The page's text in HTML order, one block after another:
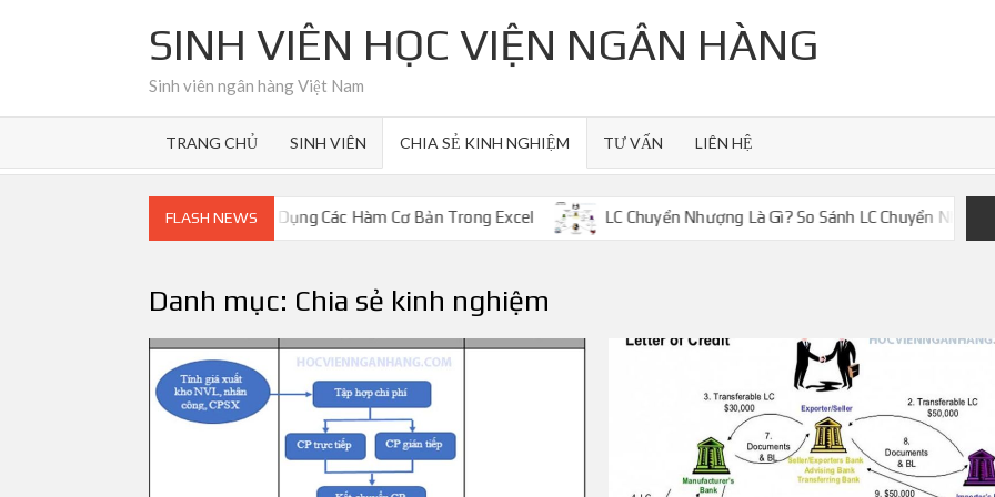
SINH VIÊN HỌC VIỆN NGÂN HÀNG
Sinh viên ngân hàng Việt Nam
TRANG CHỦ SINH VIÊN CHIA SẺ KINH NGHIỆM TƯ VẤN LIÊN HỆ
FLASH NEWS
Cách Sử Dụng Các Hàm Cơ Bản Trong Excel LC Chuyển Nhượng Là Gì? So Sánh LC Chuyển Nhượng Và LC Giáp Lưng
Danh mục: Chia sẻ kinh nghiệm